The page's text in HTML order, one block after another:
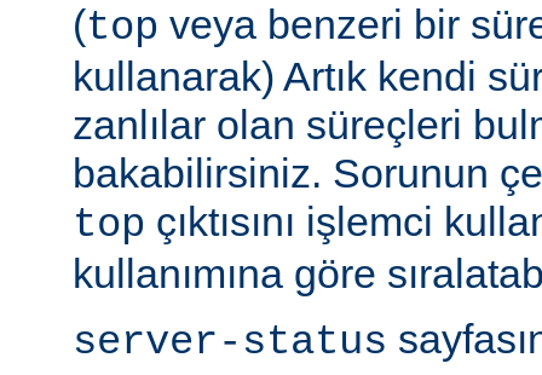
(top veya benzeri bir
kullanarak) Artık kendi
zanlılar olan süreçleri
bakabilirsiniz. Sorunun
top çıktısını işlemci
kullanımına göre
server-status